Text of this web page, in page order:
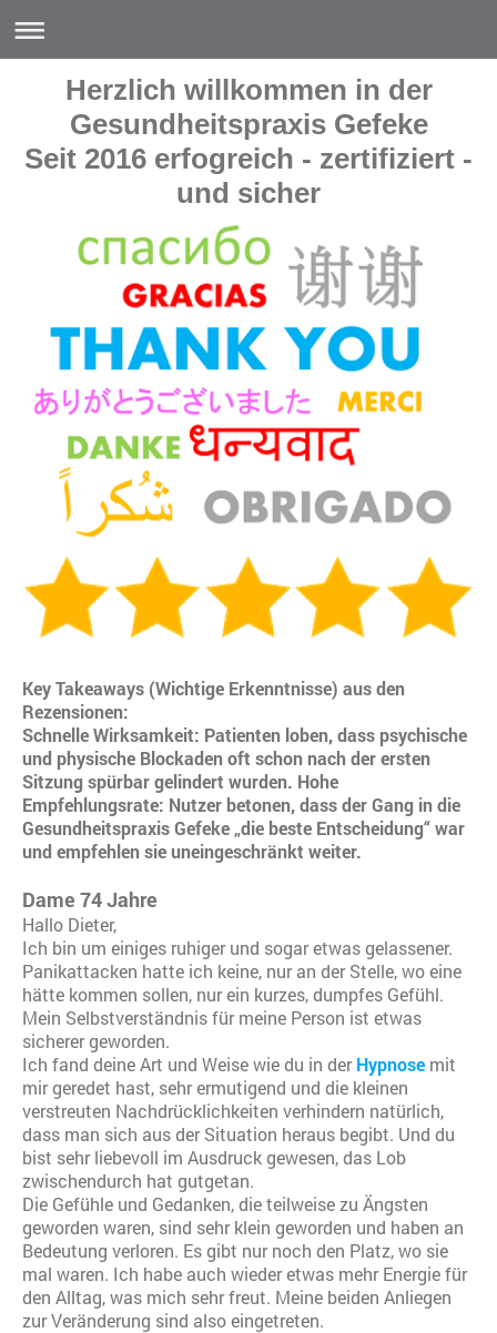
Herzlich willkommen in der
Gesundheitspraxis Gefeke
Seit 2016 erfogreich - zertifiziert -
und sicher
Key Takeaways (Wichtige Erkenntnisse) aus den
Rezensionen:
Schnelle Wirksamkeit: Patienten loben, dass psychische
und physische Blockaden oft schon nach der ersten
Sitzung spürbar gelindert wurden. Hohe
Empfehlungsrate: Nutzer betonen, dass der Gang in die
Gesundheitspraxis Gefeke „die beste Entscheidung“ war
und empfehlen sie uneingeschränkt weiter.
Dame 74 Jahre
Hallo Dieter,
Ich bin um einiges ruhiger und sogar etwas gelassener.
Panikattacken hatte ich keine, nur an der Stelle, wo eine
hätte kommen sollen, nur ein kurzes, dumpfes Gefühl.
Mein Selbstverständnis für meine Person ist etwas
sicherer geworden.
Ich fand deine Art und Weise wie du in derHypnose mit
mir geredet hast, sehr ermutigend und die kleinen
verstreuten Nachdrücklichkeiten verhindern natürlich,
dass man sich aus der Situation heraus begibt. Und du
bist sehr liebevoll im Ausdruck gewesen, das Lob
zwischendurch hat gutgetan.
Die Gefühle und Gedanken, die teilweise zu Ängsten
geworden waren, sind sehr klein geworden und haben an
Bedeutung verloren. Es gibt nur noch den Platz, wo sie
mal waren. Ich habe auch wieder etwas mehr Energie für
den Alltag, was mich sehr freut. Meine beiden Anliegen
zur Veränderung sind also eingetreten.